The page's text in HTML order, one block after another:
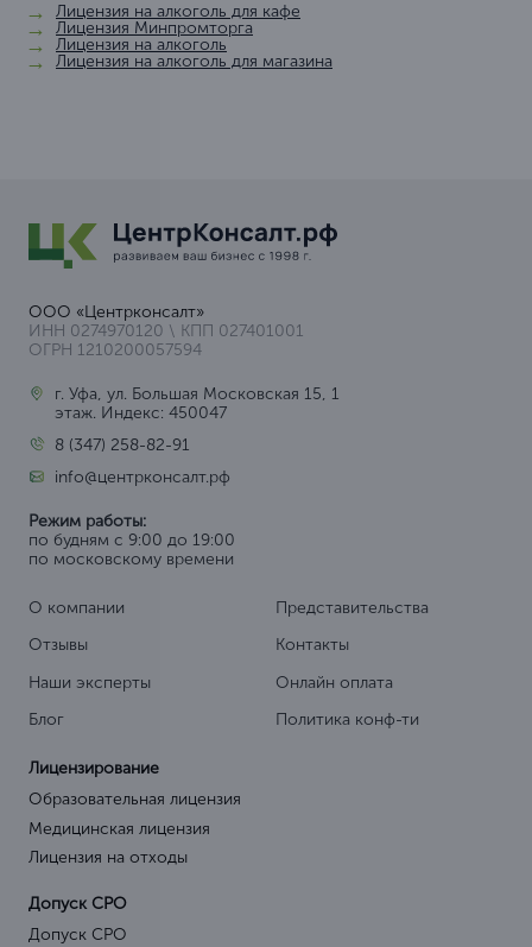
Лицензия на алкоголь для кафе
Лицензия Минпромторга
Лицензия на алкоголь
Лицензия на алкоголь для магазина
ООО «Центрконсалт»
ИНН 0274970120 \ КПП 027401001
ОГРН 1210200057594
г. Уфа, ул. Большая Московская 15, 1
этаж. Индекс: 450047
8 (347) 258-82-91
info@центрконсалт.рф
Режим работы:
по будням с 9:00 до 19:00
по московскому времени
О компании
Отзывы
Наши эксперты
Блог
Представительства
Контакты
Онлайн оплата
Политика конф-ти
Лицензирование
Образовательная лицензия
Медицинская лицензия
Лицензия на отходы
Допуск СРО
Допуск СРО